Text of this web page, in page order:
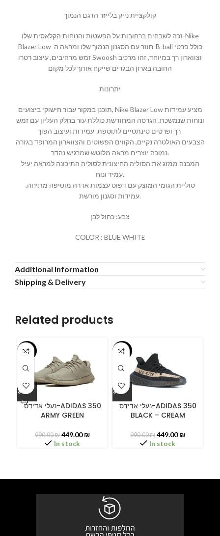
קולקציית נייק בלייזר הדגם הנמוך
זכה לשבחים ברחובות על הפשטות והנוחות הקלאסית שלו-Nike
Blazer Low חוזר עם הסגנון הנמוך שלו ומראה ה-B-ball כולל פרטי
זמש מרהיבים, עיצוב רטרו Swoosh וצווארון רך במיוחד, זהו מרכיב
החובה בארון הבגדים שייקח אותך לכל מקום
יתרונות
תוכנן במקור עבור חישוקי ביצועים, Nike Blazer Low מציע עמידות
ונוחות שנמשכת. הגרסה המחודשת כוללת עור בחלק העליון עם זמש
הצבעים האולטרה נקיים, הקווים הפשוטים והצווארון המרופד בגזרה
נמוכה יוצרים מראה מלוטש שמרגיש נהדר.
המבנה ממזג את הסוליה החיצונית לסוליה התיכונה למראה יעיל
עמיד ונוח.
סוליית הגומי המוצק עם דפוס עצמות אדרה מוסיפה מתיחה,
עמידות וסגנון מורשת.
צבע: כחול לבן
COLOR : BLUE WHITE
Additional information
Shipping & Delivery
Related products
-55%
נעלי אדידס-ADIDAS 350
ARMY GREEN
990.00₪ 449.00₪
In stock
-55%
נעלי אדידס-ADIDAS 350
BLACK – CREAM
990.00₪ 449.00₪
In stock